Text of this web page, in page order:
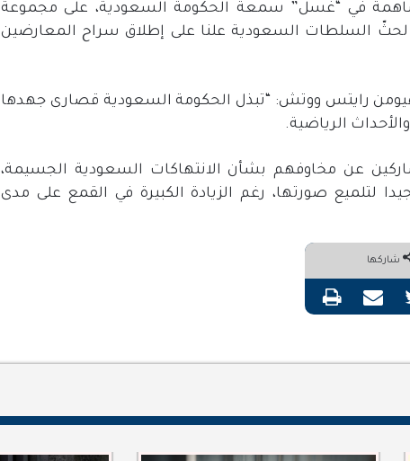
في “غسل” سمعة الحكومة السعودية، على مجموعة
لحثّ السلطات السعودية علنا على إطلاق سراح المعارضين
رايتس ووتش: “تبذل الحكومة السعودية قصارى جهدها
الرياضية.
فورمولا 1 والفنانين المشاركين عن مخاوفهم بشأن الانتهاكات السعودية الجسيمة،
لتلميع صورتها، رغم الزيادة الكبيرة في القمع على مدى
شاركها
تويتر مشاركة عبر البريد طباعة